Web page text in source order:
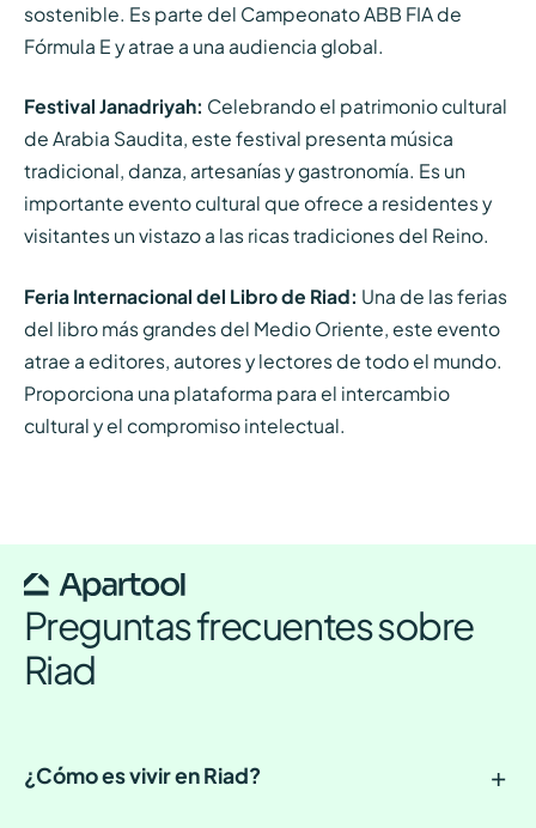
sostenible. Es parte del Campeonato ABB FIA de
Fórmula E y atrae a una audiencia global.
Festival Janadriyah: Celebrando el patrimonio cultural
de Arabia Saudita, este festival presenta música
tradicional, danza, artesanías y gastronomía. Es un
importante evento cultural que ofrece a residentes y
visitantes un vistazo a las ricas tradiciones del Reino.
Feria Internacional del Libro de Riad: Una de las ferias
del libro más grandes del Medio Oriente, este evento
atrae a editores, autores y lectores de todo el mundo.
Proporciona una plataforma para el intercambio
cultural y el compromiso intelectual.
Preguntas frecuentes sobre
Riad
¿Cómo es vivir en Riad? +